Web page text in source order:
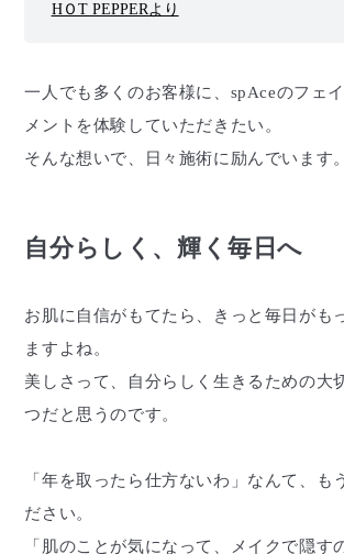
HＯT PEPPERより
一人でも多くのお客様に、spAceのフェ
メントを体験していただきたい。
そんな想いで、日々施術に励んでいます。
自分らしく、輝く毎日へ
お肌に自信がもてたら、きっと毎日がも
ますよね。
美しさって、自分らしく生きるための大
つだと思うのです。
「年を取ったら仕方ないわ」なんて、も
ださい。
「肌のことが気になって、メイクで隠す